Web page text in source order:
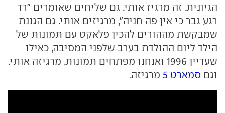
הגיונית. זה מרגיז אותי. גם שליחים שאומרים "רד
רגע גבר כי אין פה חניה", מרגיזים אותי. גם הגננת
שמבקשת מההורים להכין פלאקט עם תמונות של
הילד ליום ההולדת בערב שלפני המסיבה, כאילו
שעדיין 1996 ואנחנו מפתחים תמונות, מרגיזה אותי.
וגם סמארט 5 מרגיזה.